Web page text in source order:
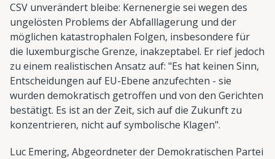
CSV unverändert bleibe: Kernenergie sei wegen des
ungelösten Problems der Abfalllagerung und der
möglichen katastrophalen Folgen, insbesondere für
die luxemburgische Grenze, inakzeptabel. Er rief jedoch
zu einem realistischen Ansatz auf: "Es hat keinen Sinn,
Entscheidungen auf EU-Ebene anzufechten - sie
wurden demokratisch getroffen und von den Gerichten
bestätigt. Es ist an der Zeit, sich auf die Zukunft zu
konzentrieren, nicht auf symbolische Klagen".
Luc Emering, Abgeordneter der Demokratischen Partei